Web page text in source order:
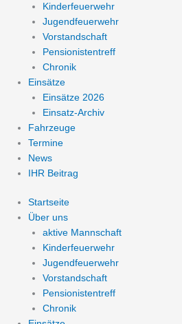
Kinderfeuerwehr
Jugendfeuerwehr
Vorstandschaft
Pensionistentreff
Chronik
Einsätze
Einsätze 2026
Einsatz-Archiv
Fahrzeuge
Termine
News
IHR Beitrag
Startseite
Über uns
aktive Mannschaft
Kinderfeuerwehr
Jugendfeuerwehr
Vorstandschaft
Pensionistentreff
Chronik